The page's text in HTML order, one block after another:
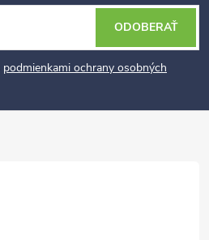
podmienkami ochrany osobných
ODOBERAŤ